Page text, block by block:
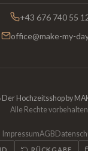
+43 676 740 55
office@make-my-
Der Hochzeitsshop by
Alle Rechte
ImpressumAGB
RÜCKGABE